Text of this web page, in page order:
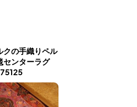
クの手織りペル
センターラグ
75125